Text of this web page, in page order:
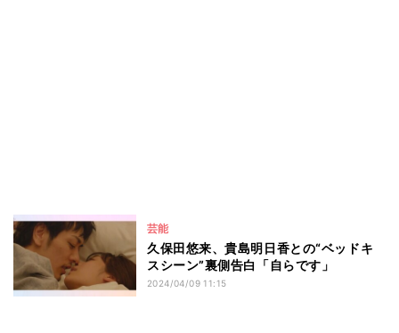
芸能
久保田悠来、貴島明日香との“ベッドキ
スシーン”裏側告白「自らです」
2024/04/09 11:15